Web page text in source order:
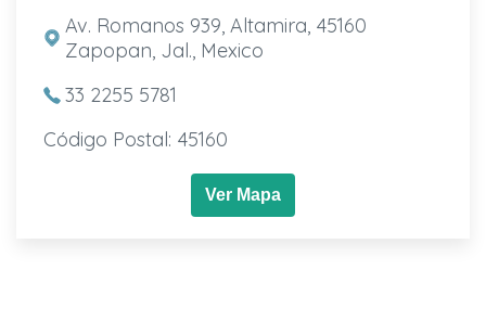
Av. Romanos 939, Altamira, 45160
Zapopan, Jal., Mexico
33 2255 5781
Código Postal: 45160
Ver Mapa